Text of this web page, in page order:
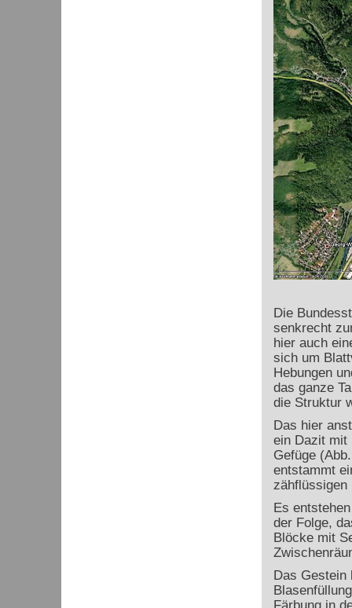
Die
senkrecht
hier auch
sich um
Hebungen
das ganze
die Struktur
Das hier
ein Dazit mit
Gefüge
entstammt
zähflüssigen
Es
der Folge,
Blöcke mit
Das Gestein